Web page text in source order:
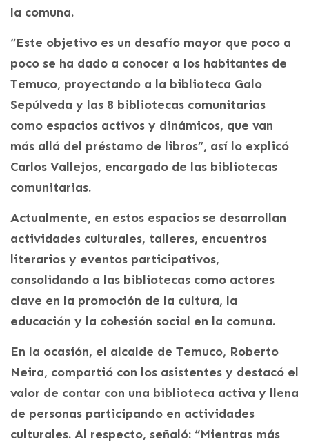
la comuna.
“Este objetivo es un desafío mayor que poco a
poco se ha dado a conocer a los habitantes de
Temuco, proyectando a la biblioteca Galo
Sepúlveda y las 8 bibliotecas comunitarias
como espacios activos y dinámicos, que van
más allá del préstamo de libros”, así lo explicó
Carlos Vallejos, encargado de las bibliotecas
comunitarias.
Actualmente, en estos espacios se desarrollan
actividades culturales, talleres, encuentros
literarios y eventos participativos,
consolidando a las bibliotecas como actores
clave en la promoción de la cultura, la
educación y la cohesión social en la comuna.
En la ocasión, el alcalde de Temuco, Roberto
Neira, compartió con los asistentes y destacó el
valor de contar con una biblioteca activa y llena
de personas participando en actividades
culturales. Al respecto, señaló: “Mientras más